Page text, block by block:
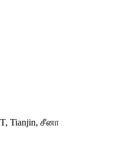
Tianjin, சீனா